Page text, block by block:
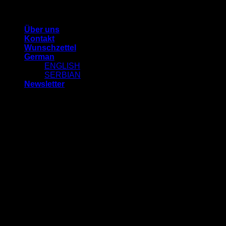
springenÜber uns
Kontakt
Wunschzettel
German
ENGLISH
SERBIAN
Newsletter